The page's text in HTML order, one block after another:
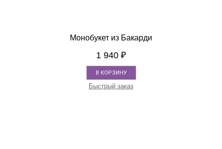
Монобукет из Бакарди
1 940 ₽
В КОРЗИНУ
Быстрый заказ